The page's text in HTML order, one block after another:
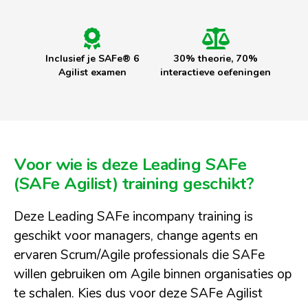
Inclusief je SAFe® 6
Agilist examen
30% theorie, 70%
interactieve oefeningen
Voor wie is deze Leading SAFe
(SAFe Agilist) training geschikt?
Deze Leading SAFe incompany training is
geschikt voor managers, change agents en
ervaren Scrum/Agile professionals die SAFe
willen gebruiken om Agile binnen organisaties op
te schalen. Kies dus voor deze SAFe Agilist